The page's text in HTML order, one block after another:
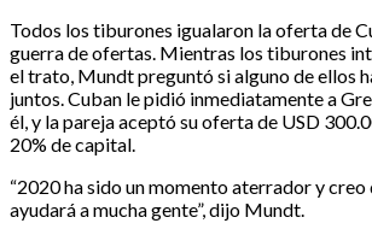
Todos los tiburones igualaron la oferta de
guerra de ofertas. Mientras los tiburones
el trato, Mundt preguntó si alguno de ellos
juntos. Cuban le pidió inmediatamente a
él, y la pareja aceptó su oferta de USD
20% de capital.
“2020 ha sido un momento aterrador y creo
ayudará a mucha gente”, dijo Mundt.